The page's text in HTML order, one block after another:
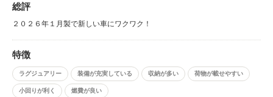
総評
２０２６年１月製で新しい車にワクワク！
特徴
ラグジュアリー 装備が充実している 収納が多い 荷物が載せやすい
小回りが利く 燃費が良い